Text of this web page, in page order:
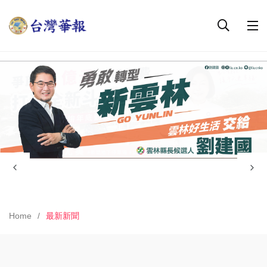
Home 最新新聞